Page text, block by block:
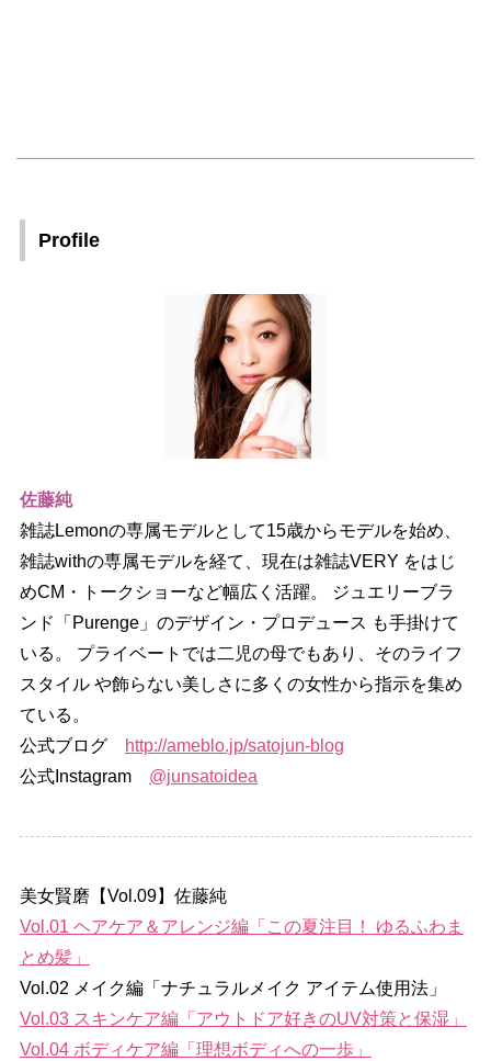
Profile
佐藤純
雑誌Lemonの専属モデルとして15歳からモデルを始め、
雑誌withの専属モデルを経て、現在は雑誌VERY をはじ
めCM・トークショーなど幅広く活躍。 ジュエリーブラ
ンド「Purenge」のデザイン・プロデュース も手掛けて
いる。 プライベートでは二児の母でもあり、そのライフ
スタイル や飾らない美しさに多くの女性から指示を集め
ている。
公式ブログ
http://ameblo.jp/satojun-blog
公式Instagram @junsatoidea
美女賢磨【Vol.09】佐藤純
Vol.01 ヘアケア＆アレンジ編「この夏注目！ ゆるふわま
とめ髪」
Vol.02 メイク編「ナチュラルメイク アイテム使用法」
Vol.03 スキンケア編「アウトドア好きのUV対策と保湿」
Vol.04 ボディケア編「理想ボディへの一歩」